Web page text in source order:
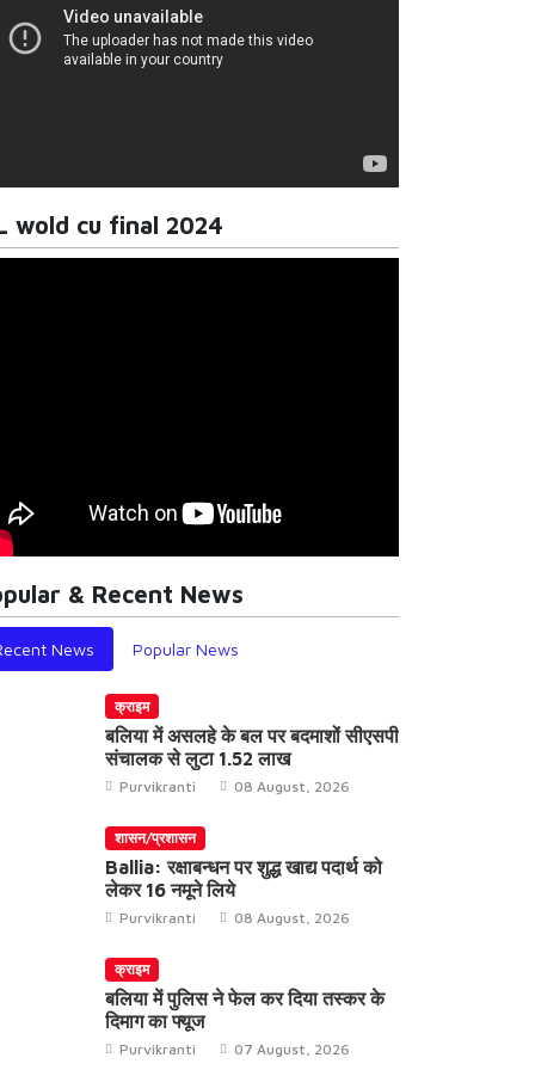
wold cu final 2024
& Recent News
News Popular News
क्राइम
बलिया में असलहे के बल पर बदमाशों सीएसपी
संचालक से लुटा 1.52 लाख
Purvikranti 08 August, 2026
शासन/प्रशासन
Ballia: रक्षाबन्धन पर शुद्ध खाद्य पदार्थ को
लेकर 16 नमूने लिये
Purvikranti 08 August, 2026
क्राइम
बलिया में पुलिस ने फेल कर दिया तस्कर के
दिमाग का फ्यूज
Purvikranti 07 August, 2026